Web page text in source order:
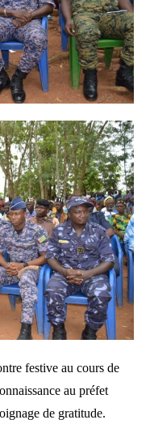
festive au cours de
au préfet
de gratitude.